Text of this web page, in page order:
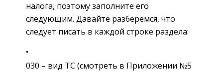
налога, поэтому заполните его
следующим. Давайте разберемся, что
следует писать в каждой строке раздела:
030 – вид ТС (смотреть в Приложении №5